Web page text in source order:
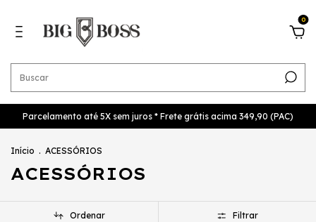
0
Parcelamento até 5X sem juros * Frete grátis acima 349,90 (PAC)
Início . ACESSÓRIOS
ACESSÓRIOS
Ordenar Filtrar